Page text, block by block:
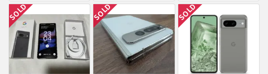
SOLD SOLD SOLD